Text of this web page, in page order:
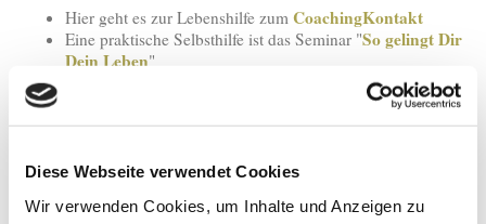
Diese Webseite verwendet Cookies
Wir verwenden Cookies, um Inhalte und Anzeigen zu
Hier geht es zur Lebenshilfe zum CoachingKontakt
Eine praktische Selbsthilfe ist das Seminar "So gelingt Dir
Dein Leben"
Durch diese Ausbildung wirst Du zum LebensCoach/Life